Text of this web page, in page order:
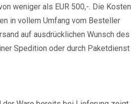
weniger als EUR 500,-. Die Kosten
in vollem Umfang vom Besteller
auf ausdrücklichen Wunsch des
Spedition oder durch Paketdienst